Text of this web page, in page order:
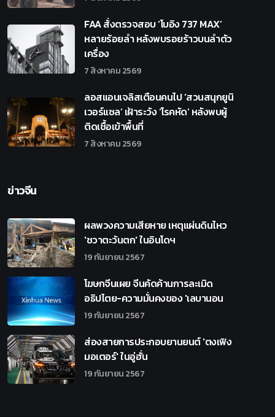
FAA สั่งตรวจสอบ ‘โบอิง 737 MAX’
หลายร้อยลำ หลังพบรอยร้าวบนลำตัว
เครื่อง
7 สิงหาคม 2569
ลอสแอนเจลิสเตือนคนไป ‘สวนสนุกยูนิ
เวอร์แซล’ เฝ้าระวัง ‘โรคหัด’ หลังพบผู้
ติดเชื้อเข้าพื้นที่
7 สิงหาคม 2569
ข่าวจีน
ผลพวงความเสียหาย เหตุแผ่นดินไหว
'ชวาตะวันตก' ในอินโดฯ
19 กันยายน 2567
โฆษกจีนเผย จีนคัดค้านการละเมิด
อธิปไตย-ความมั่นคงของ 'เลบานอน
19 กันยายน 2567
ส่องสายการประกอบยานยนต์ 'ตงเฟิง
มอเตอร์' ในอู่ฮั่น
19 กันยายน 2567